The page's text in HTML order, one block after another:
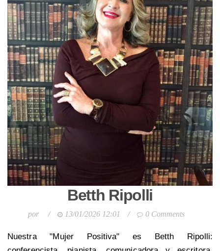
Betth Ripolli
por / 13/01/2026 12:01 / 0 Comments
Nuestra "Mujer Positiva" es Betth Ripolli: